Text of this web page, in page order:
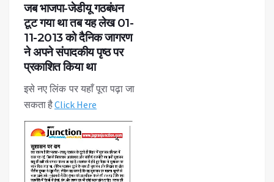
जब भाजपा-जेडीयू गठबंधन
टूट गया था तब यह लेख 01-
11-2013 को दैनिक जागरण
ने अपने संपादकीय पृष्ठ पर
प्रकाशित किया था
इसे नए लिंक पर यहाँ पूरा पढ़ा जा
सकता हैClick Here